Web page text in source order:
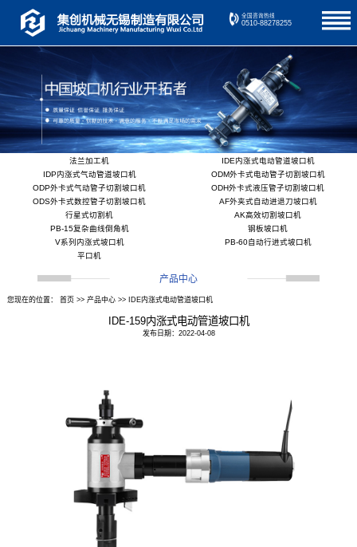
全国咨询热线
0510-88278255
法兰加工机
IDE内涨式电动管道坡口机
IDP内涨式气动管道坡口机
ODM外卡式电动管子切割坡口机
ODP外卡式气动管子切割坡口机
ODH外卡式液压管子切割坡口机
ODS外卡式数控管子切割坡口机
AF外夹式自动进退刀坡口机
行星式切割机
AK高效切割坡口机
PB-15复杂曲线倒角机
钢板坡口机
V系列内涨式坡口机
PB-60自动行进式坡口机
平口机
产品中心
您现在的位置： 首页 >> 产品中心>> IDE内涨式电动管道坡口机
IDE-159内涨式电动管道坡口机
发布日期：2022-04-08